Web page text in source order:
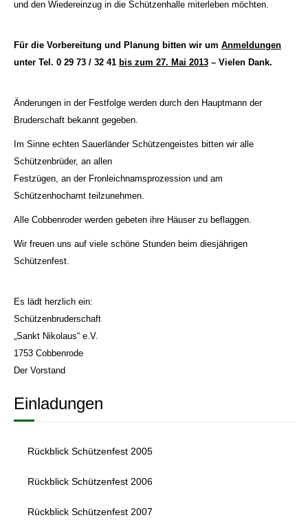
und den Wiedereinzug in die Schützenhalle miterleben möchten.
Für die Vorbereitung und Planung bitten wir um Anmeldungen
unter Tel. 0 29 73 / 32 41 bis zum 27. Mai 2013 – Vielen Dank.
Änderungen in der Festfolge werden durch den Hauptmann der
Bruderschaft bekannt gegeben.
Im Sinne echten Sauerländer Schützengeistes bitten wir alle
Schützenbrüder, an allen
Festzügen, an der Fronleichnamsprozession und am
Schützenhochamt teilzunehmen.
Alle Cobbenroder werden gebeten ihre Häuser zu beflaggen.
Wir freuen uns auf viele schöne Stunden beim diesjährigen
Schützenfest.
Es lädt herzlich ein:
Schützenbruderschaft
„Sankt Nikolaus“ e.V.
1753 Cobbenrode
Der Vorstand
Einladungen
Rückblick Schützenfest 2005
Rückblick Schützenfest 2006
Rückblick Schützenfest 2007